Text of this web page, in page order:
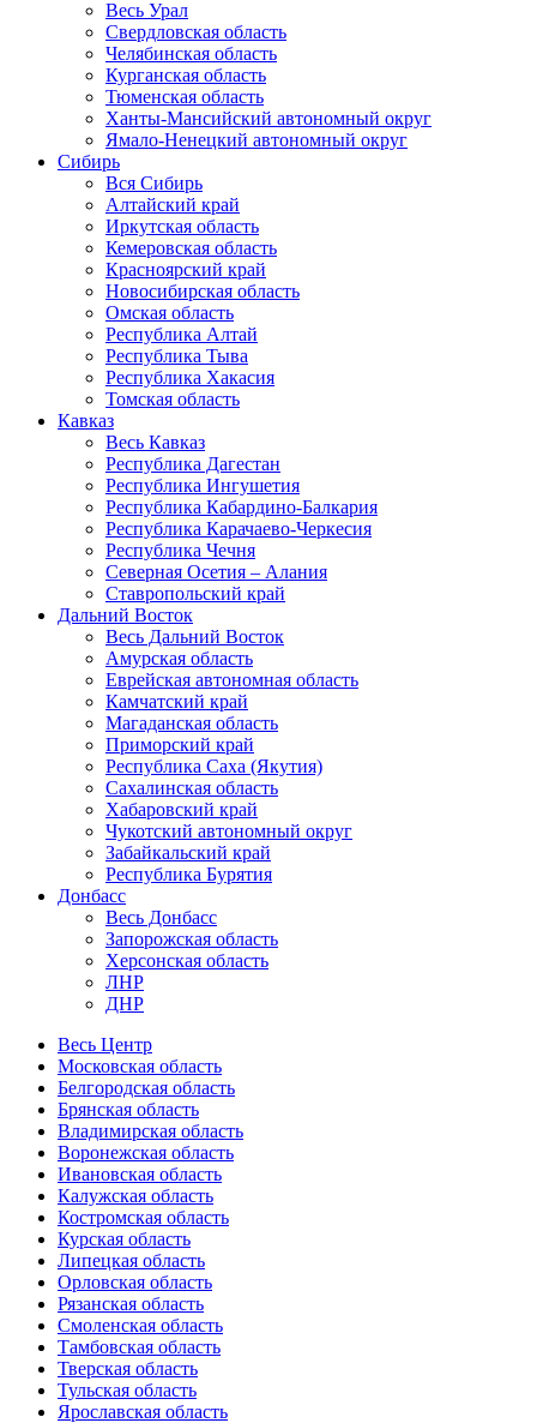
Весь Урал
Свердловская область
Челябинская область
Курганская область
Тюменская область
Ханты-Мансийский автономный округ
Ямало-Ненецкий автономный округ
Сибирь
Вся Сибирь
Алтайский край
Иркутская область
Кемеровская область
Красноярский край
Новосибирская область
Омская область
Республика Алтай
Республика Тыва
Республика Хакасия
Томская область
Кавказ
Весь Кавказ
Республика Дагестан
Республика Ингушетия
Республика Кабардино-Балкария
Республика Карачаево-Черкесия
Республика Чечня
Северная Осетия – Алания
Ставропольский край
Дальний Восток
Весь Дальний Восток
Амурская область
Еврейская автономная область
Камчатский край
Магаданская область
Приморский край
Республика Саха (Якутия)
Сахалинская область
Хабаровский край
Чукотский автономный округ
Забайкальский край
Республика Бурятия
Донбасс
Весь Донбасс
Запорожская область
Херсонская область
ЛНР
ДНР
Весь Центр
Московская область
Белгородская область
Брянская область
Владимирская область
Воронежская область
Ивановская область
Калужская область
Костромская область
Курская область
Липецкая область
Орловская область
Рязанская область
Смоленская область
Тамбовская область
Тверская область
Тульская область
Ярославская область